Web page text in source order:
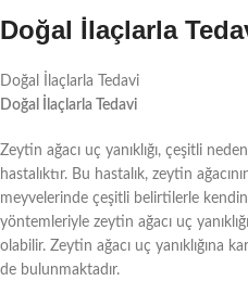
Doğal İlaçlarla
Doğal İlaçlarla Tedavi
Doğal İlaçlarla Tedavi
Zeytin ağacı uç yanıklığı, çeşitli
hastalıktır. Bu hastalık, zeytin
meyvelerinde çeşitli belirtilerle
yöntemleriyle zeytin ağacı uç
olabilir. Zeytin ağacı uç yanıklığına
de bulunmaktadır.